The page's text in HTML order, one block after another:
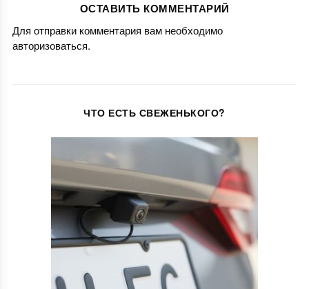
ОСТАВИТЬ КОММЕНТАРИЙ
Для отправки комментария вам необходимо
авторизоваться.
ЧТО ЕСТЬ СВЕЖЕНЬКОГО?